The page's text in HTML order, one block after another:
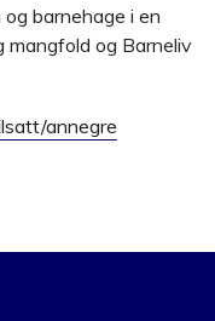
barnehage i en
og Barneliv
annegre